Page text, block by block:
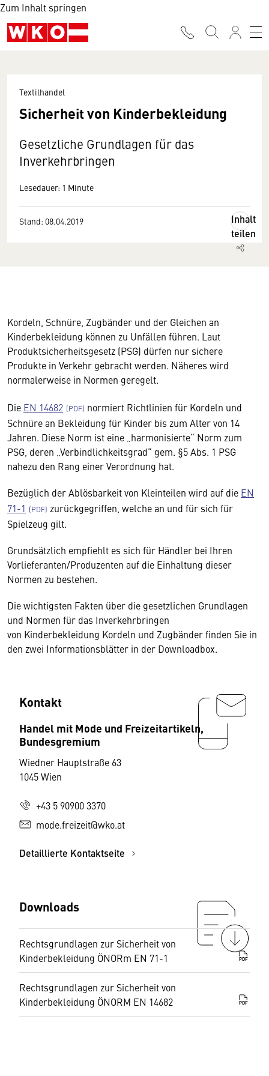
Zum Inhalt springen
Textilhandel
Sicherheit von Kinderbekleidung
Gesetzliche Grundlagen für das
Inverkehrbringen
Lesedauer: 1 Minute
Stand: 08.04.2019
Inhalt
teilen
Kordeln, Schnüre, Zugbänder und der Gleichen an
Kinderbekleidung können zu Unfällen führen. Laut
Produktsicherheitsgesetz (PSG) dürfen nur sichere
Produkte in Verkehr gebracht werden. Näheres wird
normalerweise in Normen geregelt.
Die EN 14682
normiert Richtlinien für Kordeln und
Schnüre an Bekleidung für Kinder bis zum Alter von 14
Jahren. Diese Norm ist eine „harmonisierte“ Norm zum
PSG, deren „Verbindlichkeitsgrad“ gem. §5 Abs. 1 PSG
nahezu den Rang einer Verordnung hat.
Bezüglich der Ablösbarkeit von Kleinteilen wird auf die EN
71-1
zurückgegriffen, welche an und für sich für
Spielzeug gilt.
Grundsätzlich empfiehlt es sich für Händler bei Ihren
Vorlieferanten/Produzenten auf die Einhaltung dieser
Normen zu bestehen.
Die wichtigsten Fakten über die gesetzlichen Grundlagen
und Normen für das Inverkehrbringen
von Kinderbekleidung Kordeln und Zugbänder finden Sie in
den zwei Informationsblätter in der Downloadbox.
Kontakt
Handel mit Mode und Freizeitartikeln,
Bundesgremium
Wiedner Hauptstraße 63
1045 Wien
+43 5 90900 3370
mode.freizeit@wko.at
Detaillierte Kontaktseite
Downloads
Rechtsgrundlagen zur Sicherheit von
Kinderbekleidung ÖNORm EN 71-1
PDF
Rechtsgrundlagen zur Sicherheit von
Kinderbekleidung ÖNORM EN 14682
PDF